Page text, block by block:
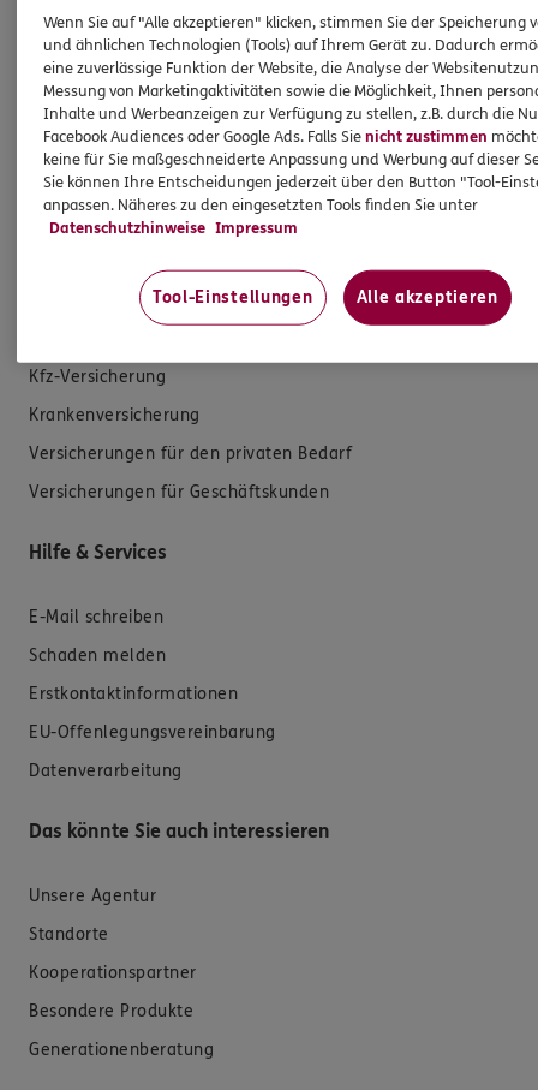
dazu an. Ich biete Beratung an, für die
Versicherungsvermittlung erhalte ich Provision,
ferner sonstige Zuwendungen.
Mehr Informationen
Kfz-Versicherung
Krankenversicherung
Versicherungen für den privaten Bedarf
Versicherungen für Geschäftskunden
Hilfe & Services
E-Mail schreiben
Schaden melden
Erstkontaktinformationen
EU-Offenlegungsvereinbarung
Datenverarbeitung
Das könnte Sie auch interessieren
Unsere Agentur
Standorte
Kooperationspartner
Besondere Produkte
Generationenberatung
Wenn Sie auf "Alle akzeptieren" klicken, stimmen Sie der Speicherung
und ähnlichen Technologien (Tools) auf Ihrem Gerät zu. Dadurch
eine zuverlässige Funktion der Website, die Analyse der
Messung von Marketingaktivitäten sowie die Möglichkeit, Ihnen
Inhalte und Werbeanzeigen zur Verfügung zu stellen, z.B. durch die
Facebook Audiences oder Google Ads. Falls Sienicht zustimmen
keine für Sie maßgeschneiderte Anpassung und Werbung auf dieser
Sie können Ihre Entscheidungen jederzeit über den Button "Tool-
anpassen. Näheres zu den eingesetzten Tools finden Sie unter
Datenschutzhinweise Impressum
Tool-Einstellungen Alle akzeptieren